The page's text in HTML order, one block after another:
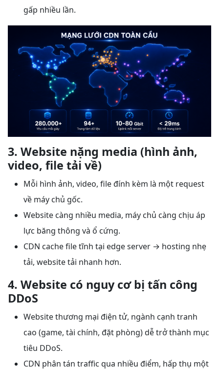
gấp nhiều lần.
3. Website nặng media (hình ảnh,
video, file tải về)
Mỗi hình ảnh, video, file đính kèm là một request
về máy chủ gốc.
Website càng nhiều media, máy chủ càng chịu áp
lực băng thông và ổ cứng.
CDN cache file tĩnh tại edge server → hosting nhẹ
tải, website tải nhanh hơn.
4. Website có nguy cơ bị tấn công
DDoS
Website thương mại điện tử, ngành cạnh tranh
cao (game, tài chính, đặt phòng) dễ trở thành mục
tiêu DDoS.
CDN phân tán traffic qua nhiều điểm, hấp thụ một